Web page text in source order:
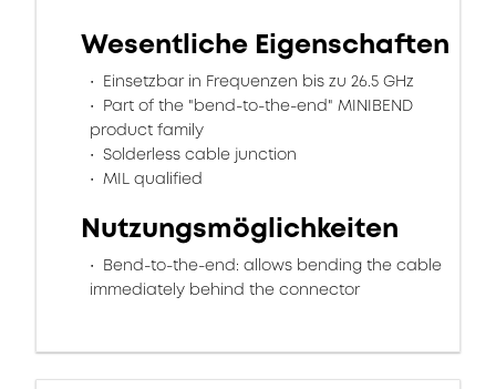
Wesentliche Eigenschaften
Einsetzbar in Frequenzen bis zu 26.5 GHz
Part of the "bend-to-the-end" MINIBEND
product family
Solderless cable junction
MIL qualified
Nutzungsmöglichkeiten
Bend-to-the-end: allows bending the cable
immediately behind the connector